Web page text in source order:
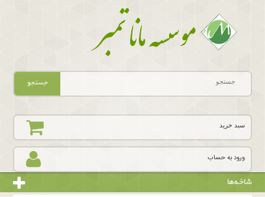
ورود به حساب
سبد خرید
جستجو
شاخه‌ها